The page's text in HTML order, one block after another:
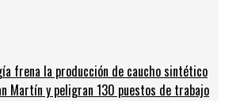
frena la producción de caucho sintético
Martín y peligran 130 puestos de trabajo